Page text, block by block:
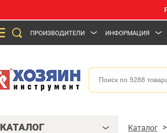
ПРОИЗВОДИТЕЛИ ИНФОРМАЦИЯ
КАТАЛОГ Каталог